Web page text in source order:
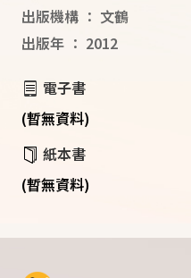
出版機構 ： 文鶴
出版年 ： 2012
電子書
(暫無資料)
紙本書
(暫無資料)